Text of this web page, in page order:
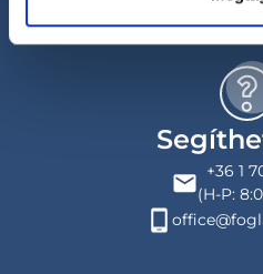
+36 1
(H-P: